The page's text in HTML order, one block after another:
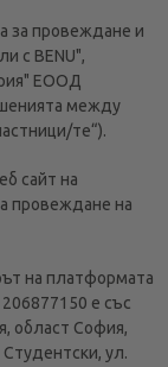
за провеждане и
с BENU",
ЕООД
между
те“).
сайт на
провеждане на
на платформата
е със
област София,
ул.